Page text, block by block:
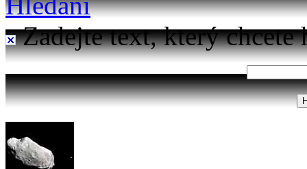
Zadejte text, který chcete